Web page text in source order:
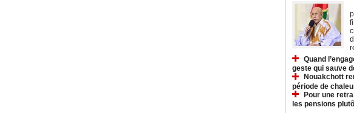
Quand
geste qui sauve
Nouakchott
période de
Pour une
les pensions